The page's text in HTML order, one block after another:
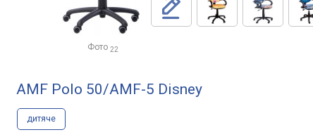
Фото 22
AMF Polo 50/AMF-5 Disney
дитяче